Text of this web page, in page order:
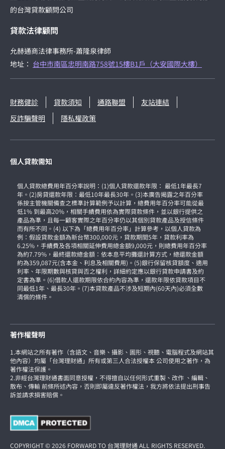
的台灣貸款顧問公司
貸款法律顧問
允赫通商法律事務所-蕭隆泉律師
地址： 台中市南區忠明南路758號15樓B1戶（大安國際大樓）
財務健診 貸款須知 通路聯盟
友站連結
反詐騙聲明
隱私權政策
個人貸款需知
個人貸款總費用年百分率說明：(1)個人貸款還款年限： 最低1年最長7
年。(2)房貸還款年限：最低10年最長30年。(3)本廣告揭露之年百分率
係按主管機關備查之標準計算範例予以計算，總費用年百分率可能從最
低1% 到最高20%，相關手續費用依為實際貸款條件，並以銀行提供之
產品為準，且每一顧客實際之年百分率仍以其個別貸款產品及授信條件
而有所不同。(4) 以下為「總費用年百分率」計算參考，以個人貸款為
例：假設貸款金額為新台幣300,000元，貸款期間5年，貸款利率為
6.25%，手續費及各項相關延伸費用總金額9,000元，則總費用年百分率
為約7.79%，最終還款總金額：依本息平均攤還計算方式，總還款金額
約為359,087元(含本金、利息及相關費用)。(5)銀行保留核貸額度、適用
利率、年限期數與核貸與否之權利，詳細約定應以銀行貸款申請書及約
定書為準。(6)借款人還款期限依合約內容為準，還款年限依貸款項目不
同最低1年、最長30年。(7)本貸款產品不涉及短期內(60天內)必須全數
清償的條件。
著作權聲明
1.本網站之所有著作（含語文、音樂、攝影、圖形、視聽、電腦程式及網站其
他內容）均屬「台灣理財通」所有或第三人合法授權本 公司使用之著作，為
著作權法保護。
2.非經台灣理財通書面同意授權，不得擅自以任何形式重製、改作 、編輯、
散布、傳輸 前條所述內容，否則即屬違反著作權法，我方將依法提出刑事告
訴並請求損害賠償。
COPYRIGHT © 2026 FORWARD TO 台灣理財通 ALL RIGHTS RESERVED.